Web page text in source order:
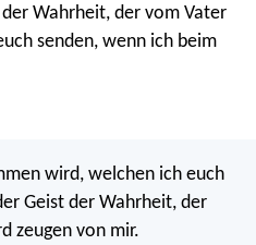
Wahrheit, der vom Vater
senden, wenn ich beim
wird, welchen ich euch
Geist der Wahrheit, der
zeugen von mir.